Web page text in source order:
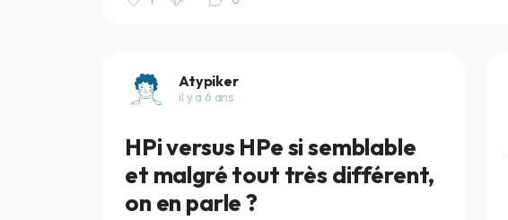
Atypiker
il y a 6 ans
HPi versus HPe si semblable
et malgré tout très différent,
on en parle ?